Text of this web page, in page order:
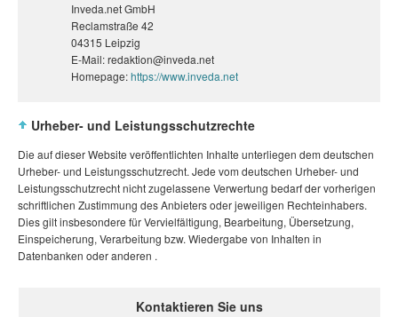
Inveda.net GmbH
Reclamstraße 42
04315 Leipzig
E-Mail: redaktion@inveda.net
Homepage:https://www.inveda.net
Urheber- und Leistungsschutzrechte
Die auf dieser Website veröffentlichten Inhalte unterliegen dem deutschen
Urheber- und Leistungsschutzrecht. Jede vom deutschen Urheber- und
Leistungsschutzrecht nicht zugelassene Verwertung bedarf der vorherigen
schriftlichen Zustimmung des Anbieters oder jeweiligen Rechteinhabers.
Dies gilt insbesondere für Vervielfältigung, Bearbeitung, Übersetzung,
Einspeicherung, Verarbeitung bzw. Wiedergabe von Inhalten in
Datenbanken oder anderen .
Kontaktieren Sie uns